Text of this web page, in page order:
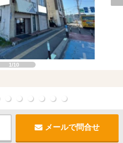
1/10
メールで問合せ